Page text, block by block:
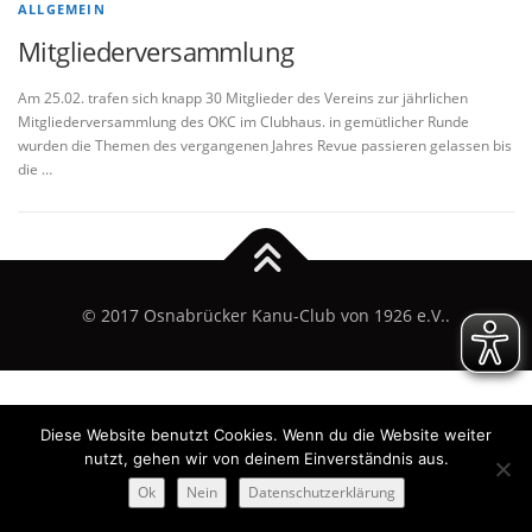
ALLGEMEIN
Mitgliederversammlung
Am 25.02. trafen sich knapp 30 Mitglieder des Vereins zur jährlichen
Mitgliederversammlung des OKC im Clubhaus. in gemütlicher Runde
wurden die Themen des vergangenen Jahres Revue passieren gelassen bis
die …
© 2017 Osnabrücker Kanu-Club von 1926 e.V..
Diese Website benutzt Cookies. Wenn du die Website weiter
nutzt, gehen wir von deinem Einverständnis aus.
Ok Nein Datenschutzerklärung